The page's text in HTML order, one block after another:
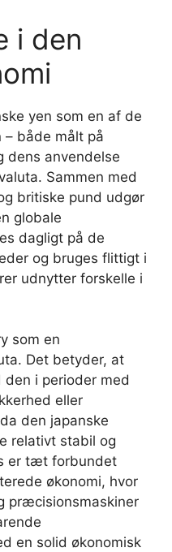
i den
yen som en af de
– både målt på
dens anvendelse
Sammen med
britiske pund udgør
globale
dagligt på de
og bruges flittigt i
udnytter forskelle i
som en
Det betyder, at
i perioder med
eller
den japanske
relativt stabil og
er tæt forbundet
økonomi, hvor
præcisionsmaskiner
en solid økonomisk